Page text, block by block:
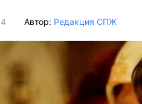
Автор: Редакция СПЖ